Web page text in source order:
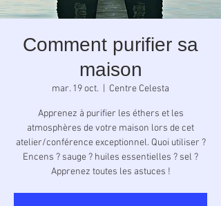
Comment purifier sa
maison
mar. 19 oct. Centre Celesta
Apprenez à purifier les éthers et les
atmosphères de votre maison lors de cet
atelier/conférence exceptionnel. Quoi utiliser ?
Encens ? sauge ? huiles essentielles ? sel ?
Apprenez toutes les astuces !